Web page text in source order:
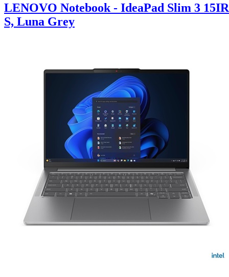
LENOVO Notebook - IdeaPad Slim 3
S, Luna Grey